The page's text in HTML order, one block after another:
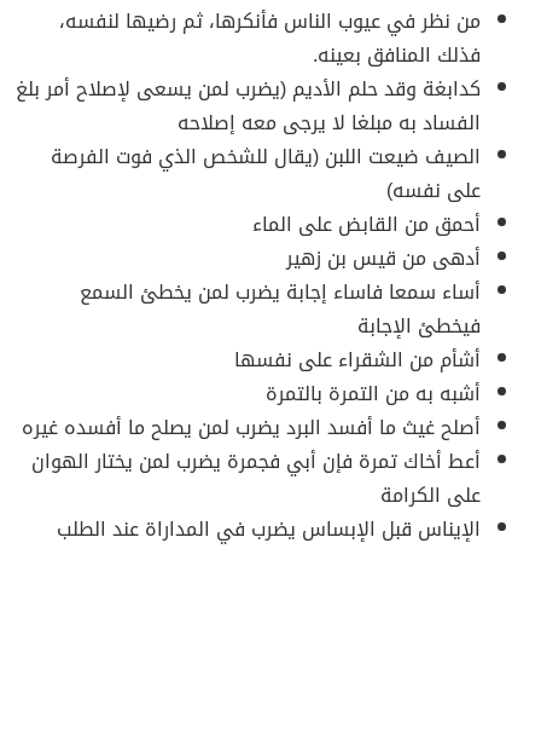
من نظر في عيوب الناس فأنكرها، ثم رضيها لنفسه،
فذلك المنافق بعينه.
كدابغة وقد حلم الأديم (يضرب لمن يسعى لإصلاح أمر بلغ
الفساد به مبلغا لا يرجى معه إصلاحه
الصيف ضيعت اللبن (يقال للشخص الذي فوت الفرصة
على نفسه)
أحمق من القابض على الماء
أدهى من قيس بن زهير
أساء سمعا فاساء إجابة يضرب لمن يخطئ السمع
فيخطئ الإجابة
أشأم من الشقراء على نفسها
أشبه به من التمرة بالتمرة
أصلح غيث ما أفسد البرد يضرب لمن يصلح ما أفسده غيره
أعط أخاك تمرة فإن أبي فجمرة يضرب لمن يختار الهوان
على الكرامة
الإيناس قبل الإبساس يضرب في المداراة عند الطلب